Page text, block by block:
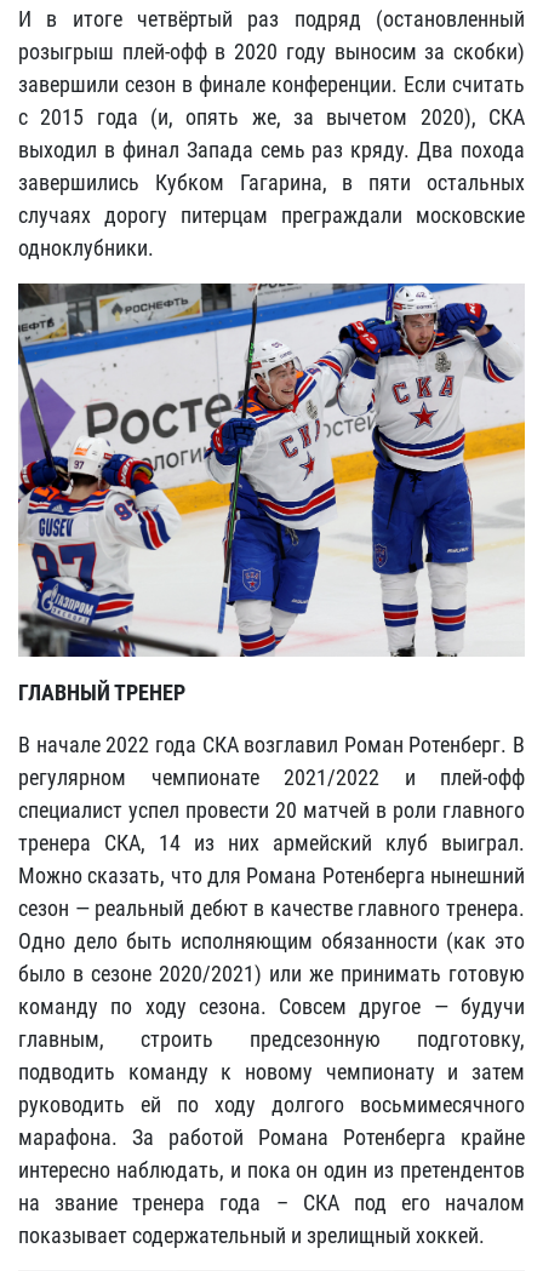
И в итоге четвёртый раз подряд (остановленный
розыгрыш плей-офф в 2020 году выносим за скобки)
завершили сезон в финале конференции. Если считать
с 2015 года (и, опять же, за вычетом 2020), СКА
выходил в финал Запада семь раз кряду. Два похода
завершились Кубком Гагарина, в пяти остальных
случаях дорогу питерцам преграждали московские
одноклубники.
ГЛАВНЫЙ ТРЕНЕР
В начале 2022 года СКА возглавил Роман Ротенберг. В
регулярном чемпионате 2021/2022 и плей-офф
специалист успел провести 20 матчей в роли главного
тренера СКА, 14 из них армейский клуб выиграл.
Можно сказать, что для Романа Ротенберга нынешний
сезон — реальный дебют в качестве главного тренера.
Одно дело быть исполняющим обязанности (как это
было в сезоне 2020/2021) или же принимать готовую
команду по ходу сезона. Совсем другое — будучи
главным, строить предсезонную подготовку,
подводить команду к новому чемпионату и затем
руководить ей по ходу долгого восьмимесячного
марафона. За работой Романа Ротенберга крайне
интересно наблюдать, и пока он один из претендентов
на звание тренера года – СКА под его началом
показывает содержательный и зрелищный хоккей.